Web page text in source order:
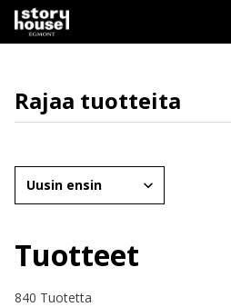
Rajaa tuotteita
Osasto
Ikäryhmät
Hinta
Järjestä
Tuotteet
840 Tuotetta